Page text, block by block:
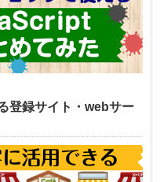
登録サイト・webサー